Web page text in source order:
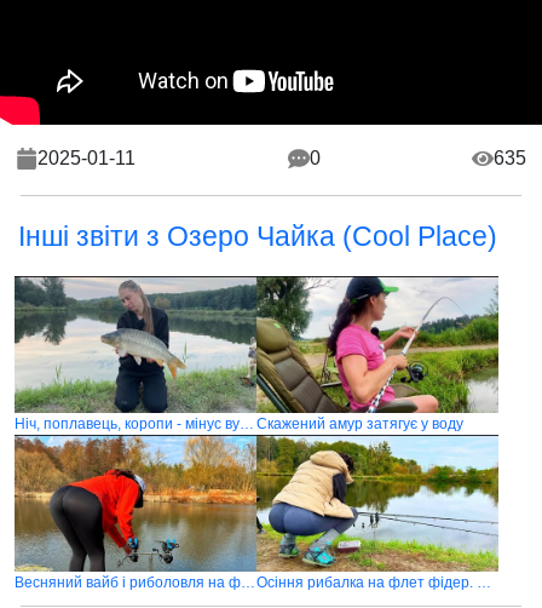
2025-01-11 0 635
Інші звіти з Озеро Чайка (Cool Place)
Ніч, поплавець, коропи - мінус вудилище Скажений амур затягує у воду
Весняний вайб і риболовля на флет фідер Осіння рибалка на флет фідер. Ловля коропа